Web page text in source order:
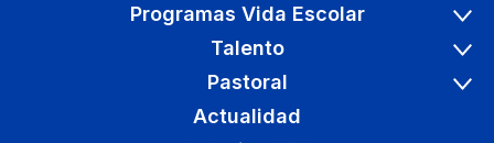
Programas Vida Escolar
Talento
Pastoral
Actualidad